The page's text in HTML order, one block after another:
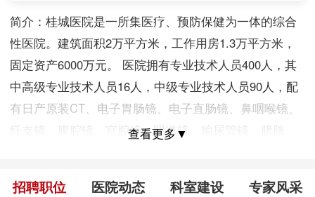
简介：桂城医院是一所集医疗、预防保健为一体的综合
性医院。建筑面积2万平方米，工作用房1.3万平方米，
固定资产6000万元。 医院拥有专业技术人员400人，其
中高级专业技术人员16人，中级专业技术人员90人，配
有日产原装CT、电子胃肠镜、电子直肠镜、鼻咽喉镜、
纤支镜、腹腔镜、宫腔镜、阴道镜、输尿管镜、膀胱
查看更多▼
招聘职位 医院动态 科室建设 专家风采